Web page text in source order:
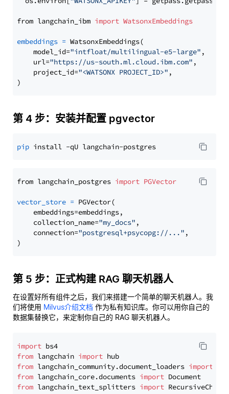
from langchain_ibm import WatsonxEmbeddings
embeddings = WatsonxEmbeddings(
    model_id=
"intfloat/multilingual-e5-large" ,
    url=
"https://us-south.ml.cloud.ibm.com" ,
    project_id=
"<WATSONX PROJECT_ID>" ,
第 4 步：安装并配置 pgvector
pip
from langchain_postgres import PGVector
vector_store = PGVector(
    embeddings=embeddings,
    collection_name=
"my_docs" ,
    connection=
"postgresql+psycopg://..." ,
第 5 步：正式构建 RAG 聊天机器人
在设置好所有组件之后，我们来搭建一个简单的聊天机器人。我
们将使用 Milvus介绍文档 作为私有知识库。你可以用你自己的
数据集替换它，来定制你自己的 RAG 聊天机器人。
import
from langchain import
from langchain_community.document_loaders import
from langchain_core.documents import
from langchain_text_splitters import